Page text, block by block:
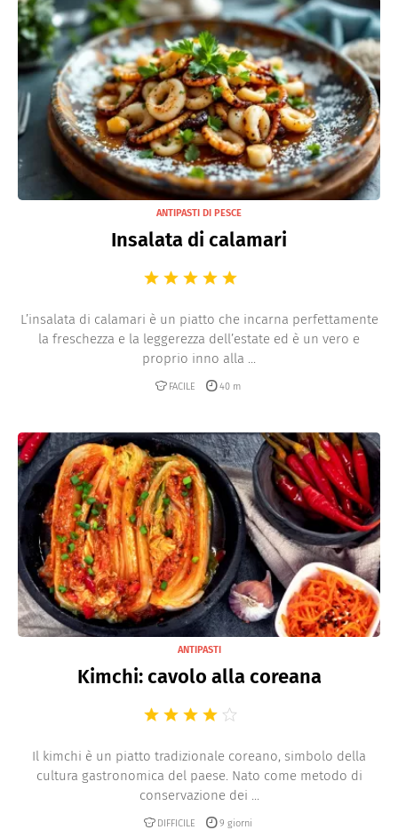
ANTIPASTI DI PESCE
Insalata di calamari
L’insalata di calamari è un piatto che incarna perfettamente
la freschezza e la leggerezza dell’estate ed è un vero e
proprio inno alla ...
FACILE 40 m
ANTIPASTI
Kimchi: cavolo alla coreana
Il kimchi è un piatto tradizionale coreano, simbolo della
cultura gastronomica del paese. Nato come metodo di
conservazione dei ...
DIFFICILE 9 giorni